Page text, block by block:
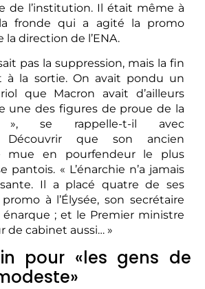
de l’institution. Il était même à
fronde qui a agité la promo
direction de l’ENA.
pas la suppression, mais la fin
à la sortie. On avait pondu un
que Macron avait d’ailleurs
une des figures de proue de la
», se rappelle-t-il avec
Découvrir que son ancien
mue en pourfendeur le plus
pantois. « L’énarchie n’a jamais
Il a placé quatre de ses
à l’Élysée, son secrétaire
; et le Premier ministre
de cabinet aussi… »
pour «les gens de